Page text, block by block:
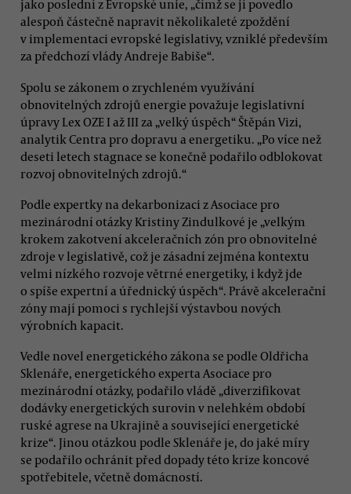
jako poslední z Evropské unie, „čímž se jí povedlo
alespoň částečně napravit několikaleté zpoždění
v implementaci evropské legislativy, vzniklé především
za předchozí vlády Andreje Babiše“.
Spolu se zákonem o zrychleném využívání
obnovitelných zdrojů energie považuje legislativní
úpravy Lex OZE I až III za „velký úspěch“ Štěpán Vizi,
analytik Centra pro dopravu a energetiku. „Po více než
deseti letech stagnace se konečně podařilo odblokovat
rozvoj obnovitelných zdrojů.“
Podle expertky na dekarbonizaci z Asociace pro
mezinárodní otázky Kristiny Zindulkové je „velkým
krokem zakotvení akceleračních zón pro obnovitelné
zdroje v legislativě, což je zásadní zejména kontextu
velmi nízkého rozvoje větrné energetiky, i když jde
o spíše expertní a úřednický úspěch“. Právě akcelerační
zóny mají pomoci s rychlejší výstavbou nových
výrobních kapacit.
Vedle novel energetického zákona se podle Oldřicha
Sklenáře, energetického experta Asociace pro
mezinárodní otázky, podařilo vládě „diverzifikovat
dodávky energetických surovin v nelehkém období
ruské agrese na Ukrajině a související energetické
krize“. Jinou otázkou podle Sklenáře je, do jaké míry
se podařilo ochránit před dopady této krize koncové
spotřebitele, včetně domácností.